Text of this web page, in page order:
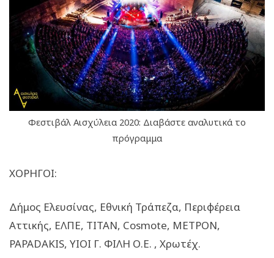
Φεστιβάλ Αισχύλεια 2020: Διαβάστε αναλυτικά το
πρόγραμμα
ΧΟΡΗΓΟΙ:
Δήμος Ελευσίνας, Εθνική Τράπεζα, Περιφέρεια
Αττικής, ΕΛΠΕ, ΤΙΤΑΝ, Cosmote, ΜΕΤΡΟΝ,
PAPADAKIS, ΥΙΟΙ Γ. ΦΙΛΗ Ο.Ε. , Χρωτέχ.